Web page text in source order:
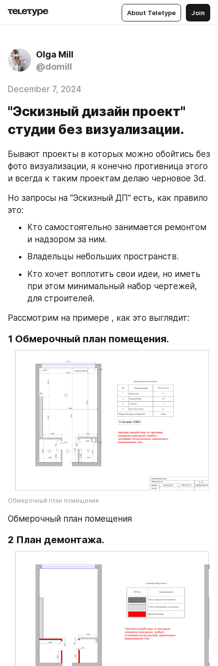
About Teletype Join
Olga Mill
@domill
December 7, 2024
"Эскизный дизайн проект"
студии без визуализации.
Бывают проекты в которых можно обойтись без
фото визуализации, я конечно противница этого
и всегда к таким проектам делаю черновое 3d.
Но запросы на "Эскизный ДП" есть, как правило
это:
Кто самостоятельно занимается ремонтом
и надзором за ним.
Владельцы небольших пространств.
Кто хочет воплотить свои идеи, но иметь
при этом минимальный набор чертежей,
для строителей.
Рассмотрим на примере , как это выглядит:
1 Обмерочный план помещения.
Обмерочный план помещения
Обмерочный план помещения
2 План демонтажа.